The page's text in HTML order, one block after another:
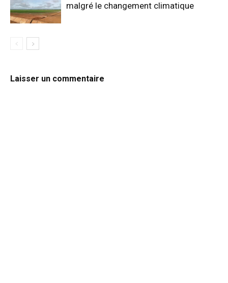
malgré le changement climatique
Laisser un commentaire